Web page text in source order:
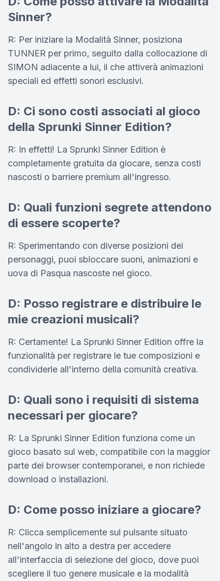
Sinner?
R: Per iniziare la Modalità Sinner, posiziona
TUNNER per primo, seguito dalla collocazione di
SIMON adiacente a lui, il che attiverà animazioni
speciali ed effetti sonori esclusivi.
D: Ci sono costi associati al gioco
della Sprunki Sinner Edition?
R: In effetti! La Sprunki Sinner Edition è
completamente gratuita da giocare, senza costi
nascosti o barriere premium all'ingresso.
D: Quali funzioni segrete attendono
di essere scoperte?
R: Sperimentando con diverse posizioni dei
personaggi, puoi sbloccare suoni, animazioni e
uova di Pasqua nascoste nel gioco.
D: Posso registrare e distribuire le
mie creazioni musicali?
R: Certamente! La Sprunki Sinner Edition offre la
funzionalità per registrare le tue composizioni e
condividerle all'interno della comunità creativa.
D: Quali sono i requisiti di sistema
necessari per giocare?
R: La Sprunki Sinner Edition funziona come un
gioco basato sul web, compatibile con la maggior
parte dei browser contemporanei, e non richiede
download o installazioni.
D: Come posso iniziare a giocare?
R: Clicca semplicemente sul pulsante situato
nell'angolo in alto a destra per accedere
all'interfaccia di selezione del gioco, dove puoi
scegliere il tuo genere musicale e la modalità